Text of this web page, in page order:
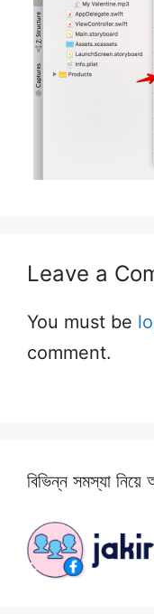
Leave a
You must be
comment.
বিভিন্ন সমস্যা